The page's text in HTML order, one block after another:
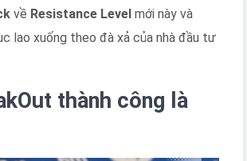
về Resistance Level mới này và
lao xuống theo đà xả của nhà đầu tư
thành công là